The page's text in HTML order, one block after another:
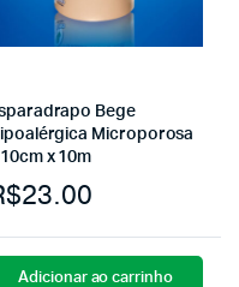
Bege
Microporosa
x 10m
23.00
Adicionar ao carrinho